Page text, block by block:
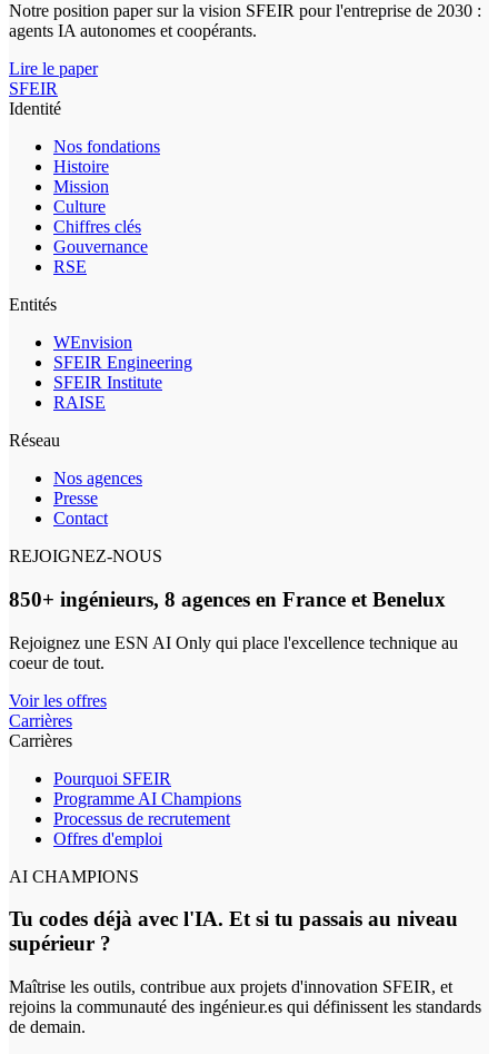
Notre position paper sur la vision SFEIR pour l'entreprise de 2030 :
agents IA autonomes et coopérants.
Lire le paper
SFEIR
Identité
Nos fondations
Histoire
Mission
Culture
Chiffres clés
Gouvernance
RSE
Entités
WEnvision
SFEIR Engineering
SFEIR Institute
RAISE
Réseau
Nos agences
Presse
Contact
REJOIGNEZ-NOUS
850+ ingénieurs, 8 agences en France et Benelux
Rejoignez une ESN AI Only qui place l'excellence technique au
coeur de tout.
Voir les offres
Carrières
Carrières
Pourquoi SFEIR
Programme AI Champions
Processus de recrutement
Offres d'emploi
AI CHAMPIONS
Tu codes déjà avec l'IA. Et si tu passais au niveau
supérieur ?
Maîtrise les outils, contribue aux projets d'innovation SFEIR, et
rejoins la communauté des ingénieur.es qui définissent les standards
de demain.